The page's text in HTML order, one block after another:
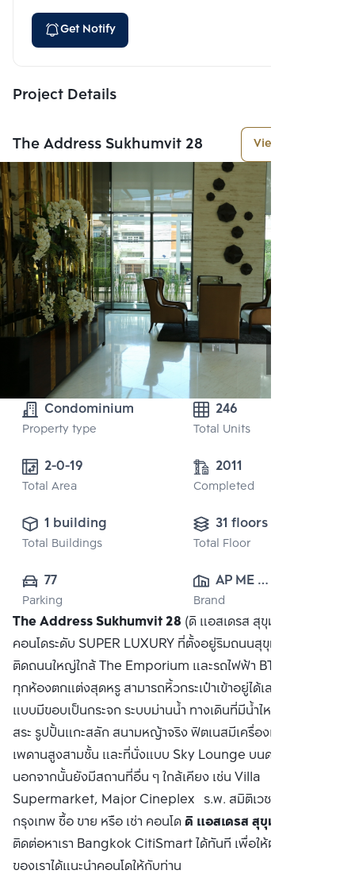
Get Notify
Project Details
The Address Sukhumvit 28 View More
Condominium
Property type
246
Total Units
Total Area
2011
Completed
1 building
Total Buildings
31 floors
Total Floor
77
Parking
AP ME
(SUKHUMVIT)
CO., LTD.
Brand
The Address Sukhumvit 28 (ดิ แอสเดรส สุขุมวิท 28)
คอนโดระดับ SUPER LUXURY ที่ตั้งอยู่ริมถนนสุขุมวิท ในทำเล
ติดถนนใหญ่ใกล้ The Emporium และรถไฟฟ้า BTS พร้อมพงษ์
ทุกห้องตกแต่งสุดหรู สามารถหิ้วกระเป๋าเข้าอยู่ได้เลย สระว่ายน้ำ
แบบมีขอบเป็นกระจก ระบบม่านน้ำ ทางเดินที่มีน้ำไหล เตียงรอบ
สระ รูปปั้นแกะสลัก สนามหญ้าจริง ฟิตเนสมีเครื่องเล่นครบครัน
เพดานสูงสามชั้น และที่นั่งแบบ Sky Lounge บนดาดฟ้าชั้น 31
นอกจากนั้นยังมีสถานที่อื่น ๆ ใกล้เคียง เช่น Villa
Supermarket, Major Cineplex ร.พ. สมิติเวช มหาวิทยาลัย
กรุงเทพ ซื้อ ขาย หรือ เช่า คอนโดดิ แอสเดรส สุขุมวิท 28
ติดต่อหาเรา Bangkok CitiSmart ได้ทันที เพื่อให้ผู้เชี่ยวชาญ
ของเราได้แนะนำคอนโดให้กับท่าน